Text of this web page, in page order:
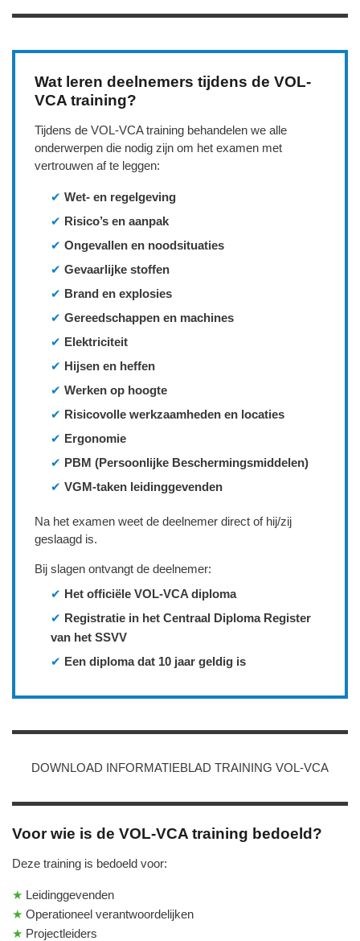
Wat leren deelnemers tijdens de VOL-
VCA training?
Tijdens de VOL‑VCA training behandelen we alle
onderwerpen die nodig zijn om het examen met
vertrouwen af te leggen:
✔ Wet‑ en regelgeving
✔ Risico’s en aanpak
✔ Ongevallen en noodsituaties
✔ Gevaarlijke stoffen
✔ Brand en explosies
✔ Gereedschappen en machines
✔ Elektriciteit
✔ Hijsen en heffen
✔ Werken op hoogte
✔ Risicovolle werkzaamheden en locaties
✔ Ergonomie
✔ PBM (Persoonlijke Beschermingsmiddelen)
✔ VGM-taken leidinggevenden
Na het examen weet de deelnemer direct of hij/zij
geslaagd is.
Bij slagen ontvangt de deelnemer:
✔ Het officiële VOL‑VCA diploma
✔ Registratie in het Centraal Diploma Register
van het SSVV
✔ Een diploma dat 10 jaar geldig is
DOWNLOAD INFORMATIEBLAD TRAINING VOL-VCA
Voor wie is de VOL‑VCA training bedoeld?
Deze training is bedoeld voor:
★ Leidinggevenden
★ Operationeel verantwoordelijken
★ Projectleiders